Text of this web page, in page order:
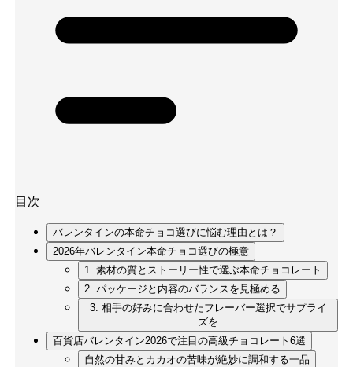
目次
バレンタインの本命チョコ選びに悩む理由とは？
2026年バレンタイン本命チョコ選びの極意
1. 素材の質とストーリー性で選ぶ本命チョコレート
2. パッケージと内容のバランスを見極める
3. 相手の好みに合わせたフレーバー選択でサプライ
ズを
百貨店バレンタイン2026で注目の高級チョコレート6選
自然の甘みとカカオの苦味が絶妙に調和する一品